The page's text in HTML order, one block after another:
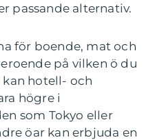
passande alternativ.
för boende, mat och
på vilken ö du
kan hotell- och
högre i
som Tokyo eller
öar kan erbjuda en